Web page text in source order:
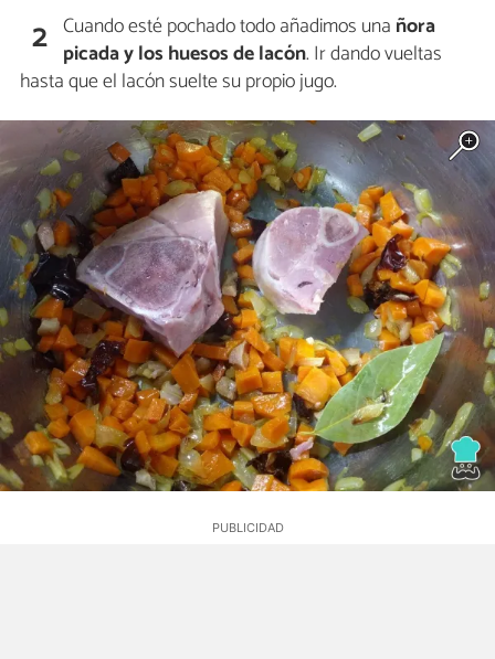
2 Cuando esté pochado todo añadimos una ñora
picada y los huesos de lacón. Ir dando vueltas
hasta que el lacón suelte su propio jugo.